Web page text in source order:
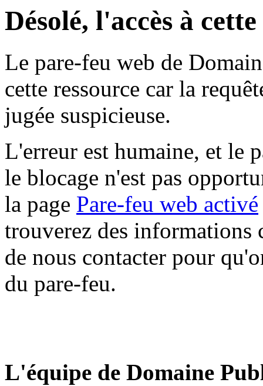
Désolé, l'accès à
Le pare-feu web de
cette ressource car la
jugée suspicieuse.
L'erreur est humaine, et le
le blocage n'est pas
la page Pare-feu web activé
trouverez des informations
de nous contacter pour
du pare-feu.
L'équipe de Domaine